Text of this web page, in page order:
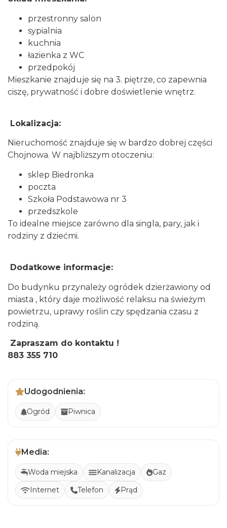
przestronny salon
sypialnia
kuchnia
łazienka z WC
przedpokój
Mieszkanie znajduje się na 3. piętrze, co zapewnia
ciszę, prywatność i dobre doświetlenie wnętrz.
Lokalizacja:
Nieruchomość znajduje się w bardzo dobrej części
Chojnowa. W najbliższym otoczeniu:
sklep Biedronka
poczta
Szkoła Podstawowa nr 3
przedszkole
To idealne miejsce zarówno dla singla, pary, jak i
rodziny z dziećmi.
Dodatkowe informacje:
Do budynku przynależy ogródek dzierżawiony od
miasta , który daje możliwość relaksu na świeżym
powietrzu, uprawy roślin czy spędzania czasu z
rodziną.
Zapraszam do kontaktu !
883 355 710
Udogodnienia:
Ogród Piwnica
Media:
Woda miejska Kanalizacja
Gaz
Internet
Telefon Prąd